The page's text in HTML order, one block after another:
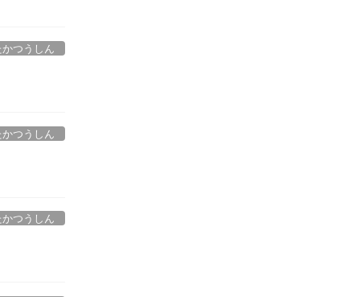
かつうしん
かつうしん
かつうしん